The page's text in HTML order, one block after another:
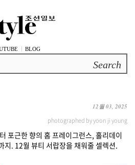
BLOG
12월 03, 2025
photographed by yoon ji young
포근한 향의 홈 프레이그런스, 홀리데이
지. 12월 뷰티 서랍장을 채워줄 셀렉션.